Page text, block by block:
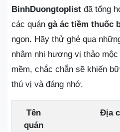
BinhDuongtoplist đã tổng
các quán gà ác tiềm thuốc
ngon. Hãy thử ghé qua
nhâm nhi hương vị thảo
mềm, chắc chắn sẽ khiến
thú vị và đáng nhớ.
Tên
quán
Địa